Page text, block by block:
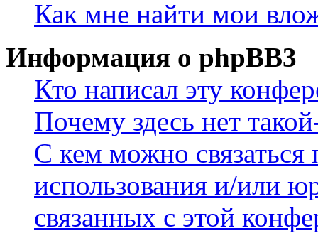
Как мне найти мои
Информация о phpBB3
Кто написал эту
Почему здесь нет
С кем можно связаться
использования и/или
связанных с этой